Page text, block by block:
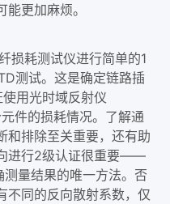
更加麻烦。
损耗测试仪进行简单的1
测试。这是确定链路插
用光时域反射仪
件的损耗情况。了解通
和排除至关重要，还有助
进行2级认证很重要——
量结果的唯一方法。否
不同的反向散射系数，仅